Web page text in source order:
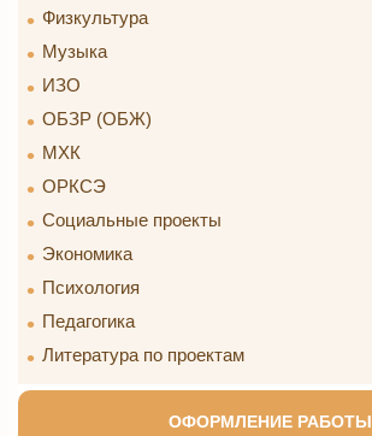
Физкультура
Музыка
ИЗО
ОБЗР (ОБЖ)
МХК
ОРКСЭ
Социальные проекты
Экономика
Психология
Педагогика
Литература по проектам
ОФОРМЛЕНИЕ РАБОТЫ